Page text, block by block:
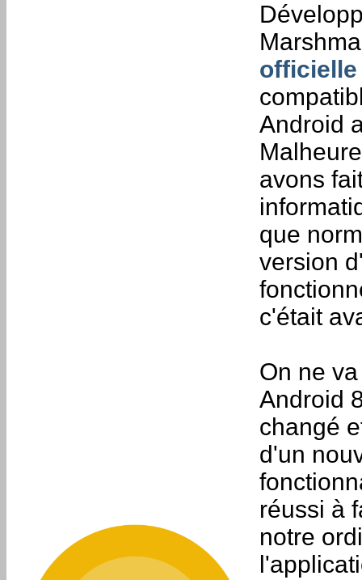
Android
avons
que
version
c'était
On ne
Android
changé
d'un
réussi à
notre